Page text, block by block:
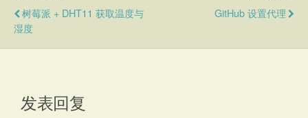
树莓派 + DHT11 获取温度与
湿度
GitHub 设置代理
发表回复